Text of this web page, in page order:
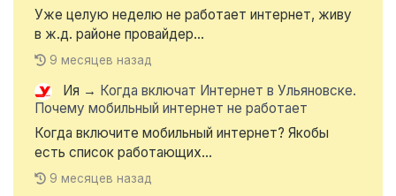
Уже целую неделю не работает интернет, живу
в ж.д. районе провайдер...
9 месяцев назад
Ия → Когда включат Интернет в Ульяновске.
Почему мобильный интернет не работает
Когда включите мобильный интернет? Якобы
есть список работающих...
9 месяцев назад